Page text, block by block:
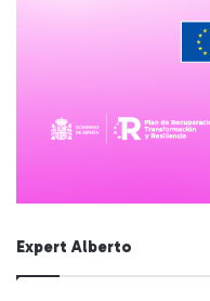
Expert Alberto